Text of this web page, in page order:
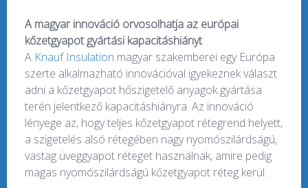
A magyar innováció orvosolhatja az európai
kőzetgyapot gyártási kapacitáshiányt
A Knauf Insulation magyar szakemberei egy Európa
szerte alkalmazható innovációval igyekeznek választ
adni a kőzetgyapot hőszigetelő anyagok gyártása
terén jelentkező kapacitáshiányra. Az innováció
lényege az, hogy teljes kőzetgyapot rétegrend helyett,
a szigetelés alsó rétegében nagy nyomószilárdságú,
vastag üveggyapot réteget használnak, amire pedig
magas nyomószilárdságú kőzetgyapot réteg kerül.